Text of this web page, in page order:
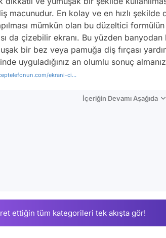
macunudur. En kolay ve en hızlı
mümkün olan bu düzeltici
da çizebilir ekranı. Bu yüzden
bir bez veya pamuğa diş fırçası
uyguladığınız an olumlu sonuç
ekrani-ci...
İçeriğin Devamı Aşağıda
ettiğin tüm kategorileri tek akışta gör!